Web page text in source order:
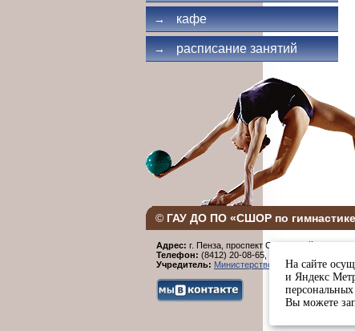
→ кафе
→ расписание занятий
© ГАУ ДО ПО «СШОР по
Адрес: г. Пенза, проспект Строителей, 96.
Телефон: (8412) 20-08-65,
Учредитель: Министерство физической
На сайте
и Яндекс
Вы можете